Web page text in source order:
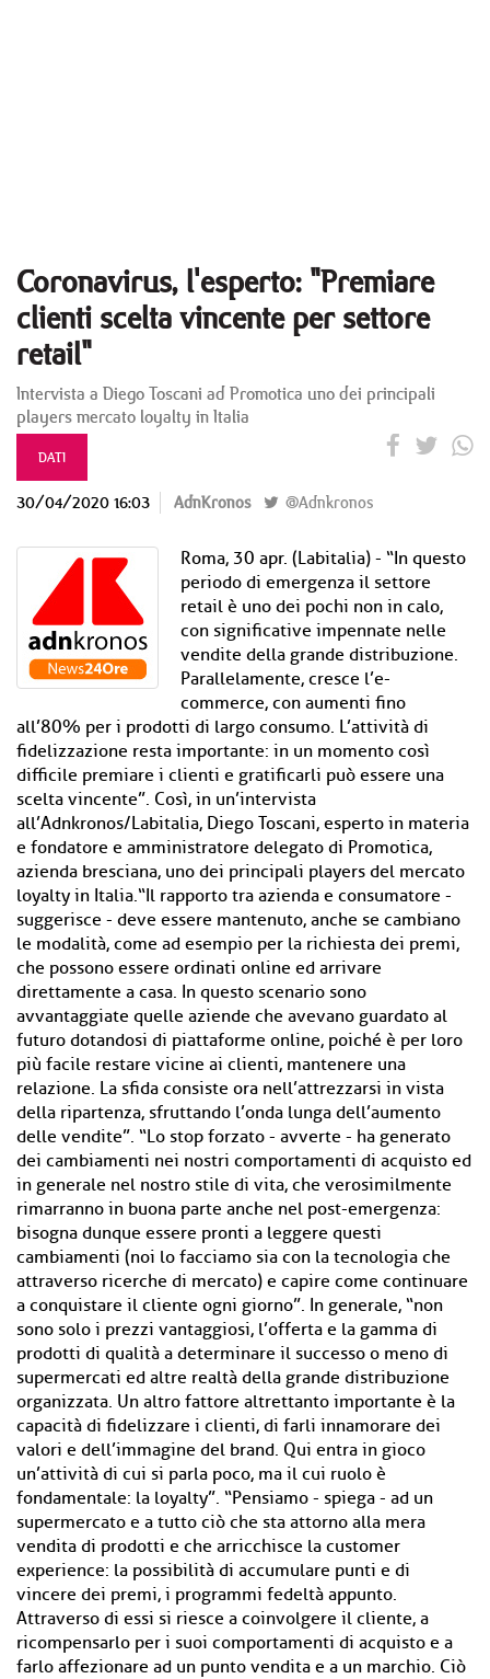
Coronavirus, l'esperto: "Premiare
clienti scelta vincente per settore
retail"
Intervista a Diego Toscani ad Promotica uno dei principali
players mercato loyalty in Italia
DATI
30/04/2020 16:03 AdnKronos @Adnkronos
Roma, 30 apr. (Labitalia) - “In questo
periodo di emergenza il settore
retail è uno dei pochi non in calo,
con significative impennate nelle
vendite della grande distribuzione.
Parallelamente, cresce l’e-
commerce, con aumenti fino
all’80% per i prodotti di largo consumo. L’attività di
fidelizzazione resta importante: in un momento così
difficile premiare i clienti e gratificarli può essere una
scelta vincente”. Così, in un’intervista
all’Adnkronos/Labitalia, Diego Toscani, esperto in materia
e fondatore e amministratore delegato di Promotica,
azienda bresciana, uno dei principali players del mercato
loyalty in Italia.“Il rapporto tra azienda e consumatore -
suggerisce - deve essere mantenuto, anche se cambiano
le modalità, come ad esempio per la richiesta dei premi,
che possono essere ordinati online ed arrivare
direttamente a casa. In questo scenario sono
avvantaggiate quelle aziende che avevano guardato al
futuro dotandosi di piattaforme online, poiché è per loro
più facile restare vicine ai clienti, mantenere una
relazione. La sfida consiste ora nell’attrezzarsi in vista
della ripartenza, sfruttando l’onda lunga dell’aumento
delle vendite”. “Lo stop forzato - avverte - ha generato
dei cambiamenti nei nostri comportamenti di acquisto ed
in generale nel nostro stile di vita, che verosimilmente
rimarranno in buona parte anche nel post-emergenza:
bisogna dunque essere pronti a leggere questi
cambiamenti (noi lo facciamo sia con la tecnologia che
attraverso ricerche di mercato) e capire come continuare
a conquistare il cliente ogni giorno”. In generale, “non
sono solo i prezzi vantaggiosi, l’offerta e la gamma di
prodotti di qualità a determinare il successo o meno di
supermercati ed altre realtà della grande distribuzione
organizzata. Un altro fattore altrettanto importante è la
capacità di fidelizzare i clienti, di farli innamorare dei
valori e dell’immagine del brand. Qui entra in gioco
un’attività di cui si parla poco, ma il cui ruolo è
fondamentale: la loyalty”. “Pensiamo - spiega - ad un
supermercato e a tutto ciò che sta attorno alla mera
vendita di prodotti e che arricchisce la customer
experience: la possibilità di accumulare punti e di
vincere dei premi, i programmi fedeltà appunto.
Attraverso di essi si riesce a coinvolgere il cliente, a
ricompensarlo per i suoi comportamenti di acquisto e a
farlo affezionare ad un punto vendita e a un marchio. Ciò